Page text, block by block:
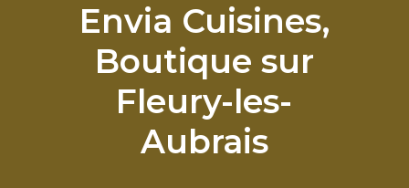
Commerçants sur Orléans
Envia Cuisines,
Boutique sur
Fleury-les-
Aubrais